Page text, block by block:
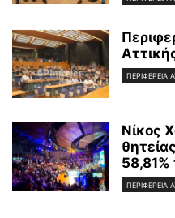
ΠΕΡΙΦΕΡΕΙΑ
Νίκος
ΠΕΡΙΦΕΡΕΙΑ